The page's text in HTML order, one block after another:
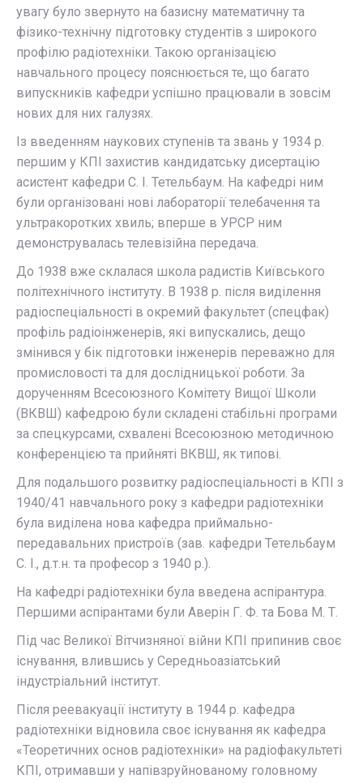
увагу було звернуто на базисну математичну та
фізико-технічну підготовку студентів з широкого
профілю радіотехніки. Такою організацією
навчального процесу пояснюється те, що багато
випускників кафедри успішно працювали в зовсім
нових для них галузях.
Із введенням наукових ступенів та звань у 1934 р.
першим у КПІ захистив кандидатську дисертацію
асистент кафедри С. І. Тетельбаум. На кафедрі ним
були організовані нові лабораторії телебачення та
ультракоротких хвиль; вперше в УРСР ним
демонструвалась телевізійна передача.
До 1938 вже склалася школа радистів Київського
політехнічного інституту. В 1938 р. після виділення
радіоспеціальності в окремий факультет (спецфак)
профіль радіоінженерів, які випускались, дещо
змінився у бік підготовки інженерів переважно для
промисловості та для дослідницької роботи. За
дорученням Всесоюзного Комітету Вищої Школи
(ВКВШ) кафедрою були складені стабільні програми
за спецкурсами, схвалені Всесоюзною методичною
конференцією та прийняті ВКВШ, як типові.
Для подальшого розвитку радіоспеціальності в КПІ з
1940/41 навчального року з кафедри радіотехніки
була виділена нова кафедра приймально-
передавальних пристроїв (зав. кафедри Тетельбаум
С. І., д.т.н. та професор з 1940 р.).
На кафедрі радіотехніки була введена аспірантура.
Першими аспірантами були Аверін Г. Ф. та Бова М. Т.
Під час Великої Вітчизняної війни КПІ припинив своє
існування, влившись у Середньоазіатський
індустріальний інститут.
Після реевакуації інституту в 1944 р. кафедра
радіотехніки відновила своє існування як кафедра
«Теоретичних основ радіотехніки» на радіофакультеті
КПІ, отримавши у напівзруйнованому головному